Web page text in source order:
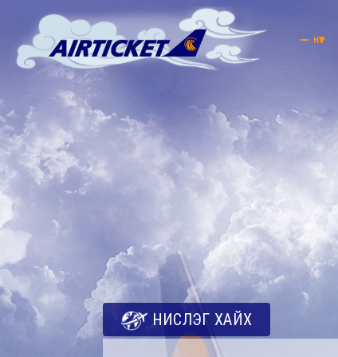
НҮҮР
НИСЛЭГ ХАЙХ
Эрэлттэй чиглэл
Мэдээлэл
Салбарын байршил